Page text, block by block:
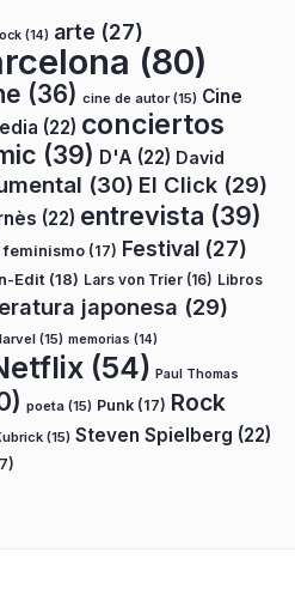
(14) arte (27)
(80)
(36) cine de autor(15) Cine
(22) conciertos
(39) D'A (22) David
(30) El Click (29)
(22) entrevista (39)
feminismo (17) Festival (27)
Edit (18) Lars von Trier (16) Libros
japonesa (29)
(15) memorias (14)
(54) Paul Thomas
poeta (15) Punk (17) Rock
(15) Steven Spielberg (22)